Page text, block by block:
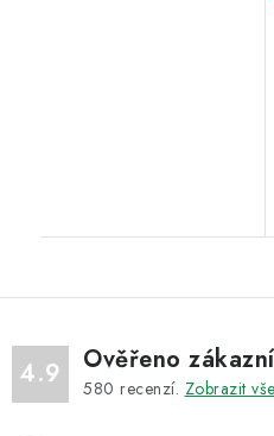
4.9 Ověřeno
580 recenzí. Zobrazit